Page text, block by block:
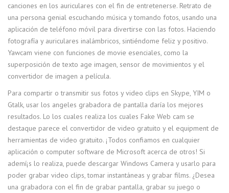
canciones en los auriculares con el fin de entretenerse. Retrato de
una persona genial escuchando música y tomando fotos, usando una
aplicación de teléfono móvil para divertirse con las fotos. Haciendo
fotografía y auriculares inalámbricos, sintiéndome feliz y positivo.
Yawcam viene con funciones de movie esenciales, como la
superposición de texto age imagen, sensor de movimientos y el
convertidor de imagen a película.
Para compartir o transmitir sus fotos y video clips en Skype, YIM o
Gtalk, usar los angeles grabadora de pantalla daría los mejores
resultados. Lo los cuales realiza los cuales Fake Web cam se
destaque parece el convertidor de video gratuito y el equipment de
herramientas de video gratuito. ¡Todos confiamos en cualquier
aplicación o computer software de Microsoft acerca de otros! Si
ademí¡s lo realiza, puede descargar Windows Camera y usarlo para
poder grabar video clips, tomar instantáneas y grabar films. ¿Desea
una grabadora con el fin de grabar pantalla, grabar su juego o